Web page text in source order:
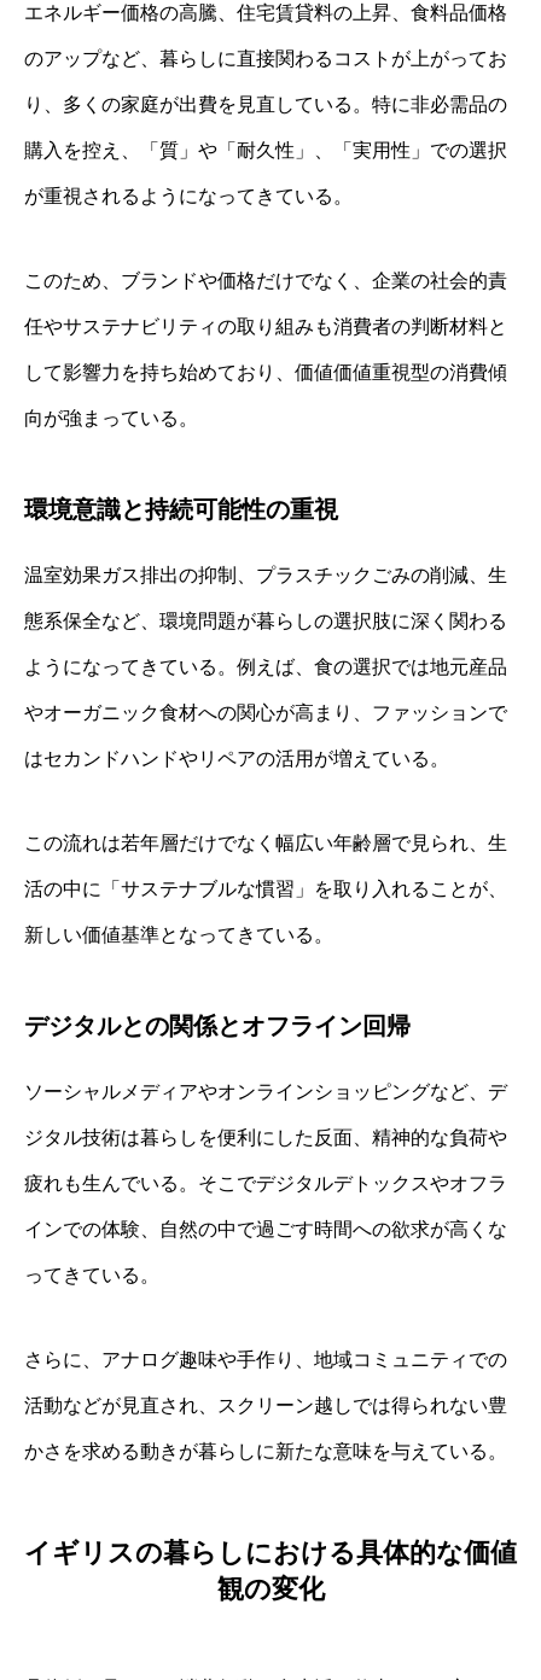
エネルギー価格の高騰、住宅賃貸料の上昇、食料品価格
のアップなど、暮らしに直接関わるコストが上がってお
り、多くの家庭が出費を見直している。特に非必需品の
購入を控え、「質」や「耐久性」、「実用性」での選択
が重視されるようになってきている。
このため、ブランドや価格だけでなく、企業の社会的責
任やサステナビリティの取り組みも消費者の判断材料と
して影響力を持ち始めており、価値価値重視型の消費傾
向が強まっている。
環境意識と持続可能性の重視
温室効果ガス排出の抑制、プラスチックごみの削減、生
態系保全など、環境問題が暮らしの選択肢に深く関わる
ようになってきている。例えば、食の選択では地元産品
やオーガニック食材への関心が高まり、ファッションで
はセカンドハンドやリペアの活用が増えている。
この流れは若年層だけでなく幅広い年齢層で見られ、生
活の中に「サステナブルな慣習」を取り入れることが、
新しい価値基準となってきている。
デジタルとの関係とオフライン回帰
ソーシャルメディアやオンラインショッピングなど、デ
ジタル技術は暮らしを便利にした反面、精神的な負荷や
疲れも生んでいる。そこでデジタルデトックスやオフラ
インでの体験、自然の中で過ごす時間への欲求が高くな
ってきている。
さらに、アナログ趣味や手作り、地域コミュニティでの
活動などが見直され、スクリーン越しでは得られない豊
かさを求める動きが暮らしに新たな意味を与えている。
イギリスの暮らしにおける具体的な価値
観の変化